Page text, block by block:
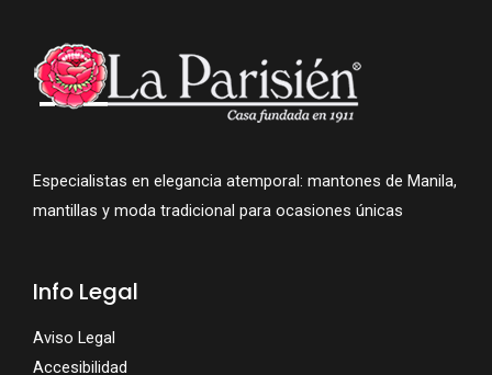
Especialistas en elegancia atemporal: mantones de Manila,
mantillas y moda tradicional para ocasiones únicas
Info Legal
Aviso Legal
Accesibilidad